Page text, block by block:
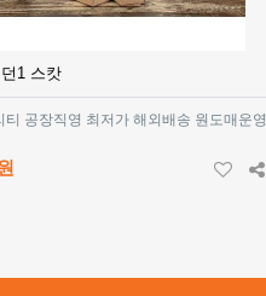
1 스캇
공장직영 최저가 해외배송 원도매운영